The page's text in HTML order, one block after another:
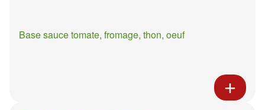
Base sauce tomate, fromage, thon, oeuf